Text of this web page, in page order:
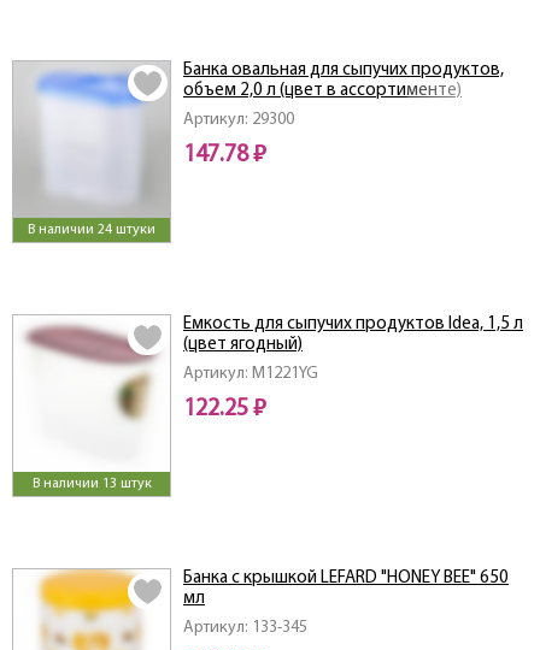
В наличии 24 штуки
Артикул: 29300
Банка овальная для сыпучих продуктов,
объем 2,0 л (цвет в ассортименте)
147.78 ₽
В наличии 13 штук
Артикул: M1221YG
Емкость для сыпучих продуктов Idea, 1,5 л
(цвет ягодный)
122.25 ₽
Артикул: 133-345
Банка с крышкой LEFARD "HONEY BEE" 650
мл